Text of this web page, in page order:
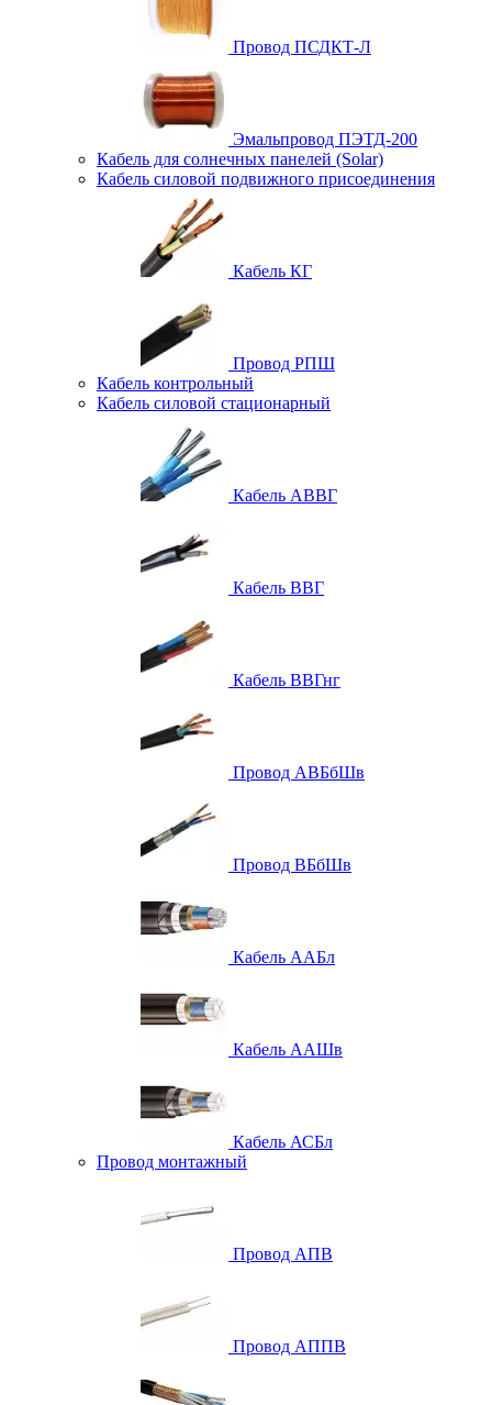
Провод ПСДКТ-Л
Эмальпровод ПЭТД-200
Кабель для солнечных панелей (Solar)
Кабель силовой подвижного присоединения
Кабель КГ
Провод РПШ
Кабель контрольный
Кабель силовой стационарный
Кабель АВВГ
Кабель ВВГ
Кабель ВВГнг
Провод АВБбШв
Провод ВБбШв
Кабель ААБл
Кабель ААШв
Кабель АСБл
Провод монтажный
Провод АПВ
Провод АППВ